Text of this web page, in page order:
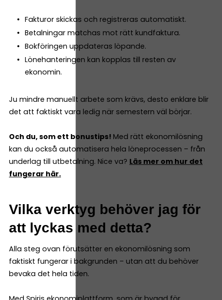
Fakturor skickas och registreras automatiskt.
Betalningar matchas mot rätt kundfaktura.
Bokföringen uppdateras löpande.
Lönehanteringen kan kopplas till resten av
ekonomin.
Ju mindre manuellt arbete som krävs, desto enklare blir
det att faktiskt vara ledig när semestern väl börjar.
Och du, som ett bonustips! Med rätt ekonomilösning
kan du också automatisera hela löneprocessen – från
underlag till utbetalning. Nice va? Läs mer om hur det
fungerar här.
Vilka verktyg behöver jag för
att lyckas med detta?
Alla steg ovan förutsätter en ekonomilösning som
faktiskt fungerar i bakgrunden – utan att du behöver
bevaka det hela tiden.